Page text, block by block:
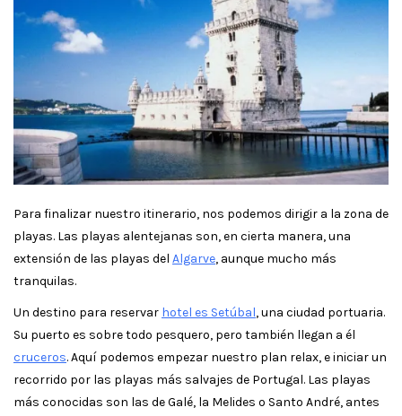
Para finalizar nuestro itinerario, nos podemos dirigir a la zona de
playas. Las playas alentejanas son, en cierta manera, una
extensión de las playas del Algarve, aunque mucho más
tranquilas.
Un destino para reservar hotel es Setúbal, una ciudad portuaria.
Su puerto es sobre todo pesquero, pero también llegan a él
cruceros. Aquí podemos empezar nuestro plan relax, e iniciar un
recorrido por las playas más salvajes de Portugal. Las playas
más conocidas son las de Galé, la Melides o Santo André, antes